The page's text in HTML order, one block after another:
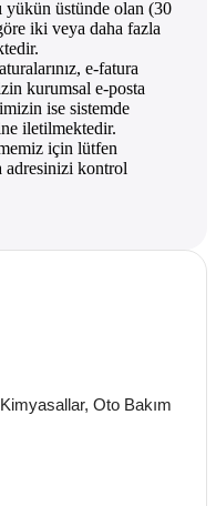
yükün üstünde olan (30
iki veya daha fazla
e-fatura
kurumsal e-posta
ise sistemde
iletilmektedir.
için lütfen
adresinizi kontrol
Oto Bakım